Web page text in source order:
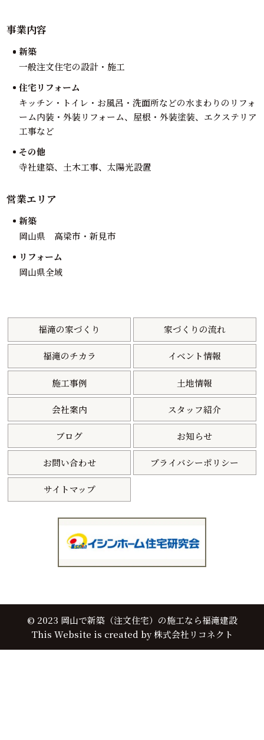
事業内容
新築
一般注文住宅の設計・施工
住宅リフォーム
キッチン・トイレ・お風呂・洗面所などの水まわりのリフォ
ーム内装・外装リフォーム、屋根・外装塗装、エクステリア
工事など
その他
寺社建築、土木工事、太陽光設置
営業エリア
新築
岡山県 高梁市・新見市
リフォーム
岡山県全域
福滝の家づくり 家づくりの流れ
福滝のチカラ イベント情報
施工事例 土地情報
会社案内 スタッフ紹介
ブログ お知らせ
お問い合わせ プライバシーポリシー
サイトマップ
© 2023 岡山で新築（注文住宅）の施工なら福滝建設
This Website is created by株式会社リコネクト